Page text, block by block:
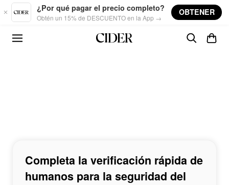
Skip to main content
¿Por qué pagar el precio completo?
Obtén un 15% de DESCUENTO en la App →
OBTENER
Completa la verificación rápida de
humanos para la seguridad del